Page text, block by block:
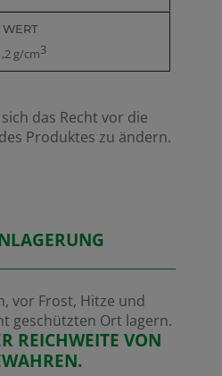
g/cm3
das Recht vor die
Produktes zu ändern.
vor Frost, Hitze und
geschützten Ort lagern.
REICHWEITE VON